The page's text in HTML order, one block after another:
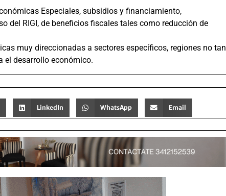
Especiales, subsidios y financiamiento,
del RIGI, de beneficios fiscales tales como reducción de
muy direccionadas a sectores específicos, regiones no tan
el desarrollo económico.
LinkedIn WhatsApp Email